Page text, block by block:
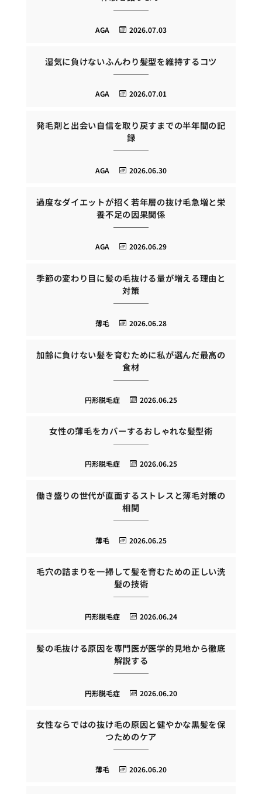
2026.07.03
AGA
湿気に負けないふんわり髪型を維持するコツ
2026.07.01
AGA
発毛剤と出会い自信を取り戻すまでの半年間の記
録
2026.06.30
AGA
過度なダイエットが招く若年層の抜け毛急増と栄
養不足の因果関係
2026.06.29
AGA
季節の変わり目に髪の毛抜ける量が増える理由と
対策
2026.06.28
薄毛
加齢に負けない髪を育むために私が選んだ最高の
食材
2026.06.25
円形脱毛症
女性の薄毛をカバーするおしゃれな髪型術
2026.06.25
円形脱毛症
働き盛りの世代が直面するストレスと薄毛対策の
相関
2026.06.25
薄毛
毛穴の詰まりを一掃して髪を育むための正しい洗
髪の技術
2026.06.24
円形脱毛症
髪の毛抜ける原因を専門医が医学的見地から徹底
解説する
2026.06.20
円形脱毛症
女性ならではの抜け毛の原因と健やかな黒髪を保
つためのケア
2026.06.20
薄毛